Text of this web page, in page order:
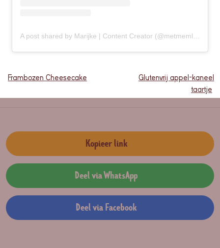
Frambozen Cheesecake
Glutenvrij appel-kaneel
taartje
Kopieer link
Deel via WhatsApp
Deel via Facebook